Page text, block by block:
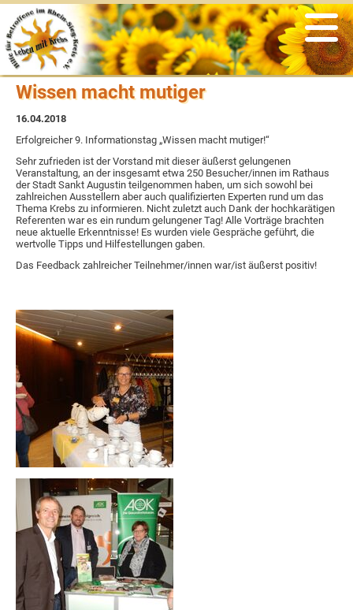
Wissen macht mutiger
16.04.2018
Erfolgreicher 9. Informationstag „Wissen macht mutiger!“
Sehr zufrieden ist der Vorstand mit dieser äußerst gelungenen
Veranstaltung, an der insgesamt etwa 250 Besucher/innen im Rathaus
der Stadt Sankt Augustin teilgenommen haben, um sich sowohl bei
zahlreichen Ausstellern aber auch qualifizierten Experten rund um das
Thema Krebs zu informieren. Nicht zuletzt auch Dank der hochkarätigen
Referenten war es ein rundum gelungener Tag! Alle Vorträge brachten
neue aktuelle Erkenntnisse! Es wurden viele Gespräche geführt, die
wertvolle Tipps und Hilfestellungen gaben.
Das Feedback zahlreicher Teilnehmer/innen war/ist äußerst positiv!
Angebote
psychosoziale Unterstützung
Selbsthilfegruppen
soziale Beratung & Information
Sport & Bewegung
kreatives Gestalten
Veranstaltungen
Was war
Nachrichten
Rückblicke
Archiv
Der Verein
Vereinsgeschichte
Satzung & Beitragsordnung
Vorstand
Ansprechpartner
Ehrenmitglieder
Informationen
Links
aus der Presse
Flyer
Newsletter
aus den Medien